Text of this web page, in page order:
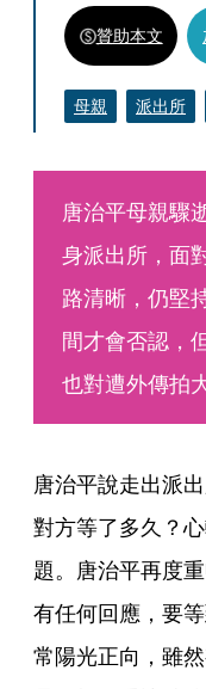
贊助本文
母親 派出所
唐治平母親驟
身派出所，面
路清晰，仍堅
間才會否認，
也對遭外傳拍
唐治平說走出派
對方等了多久？
題。唐治平再度
有任何回應，要
常陽光正向，雖